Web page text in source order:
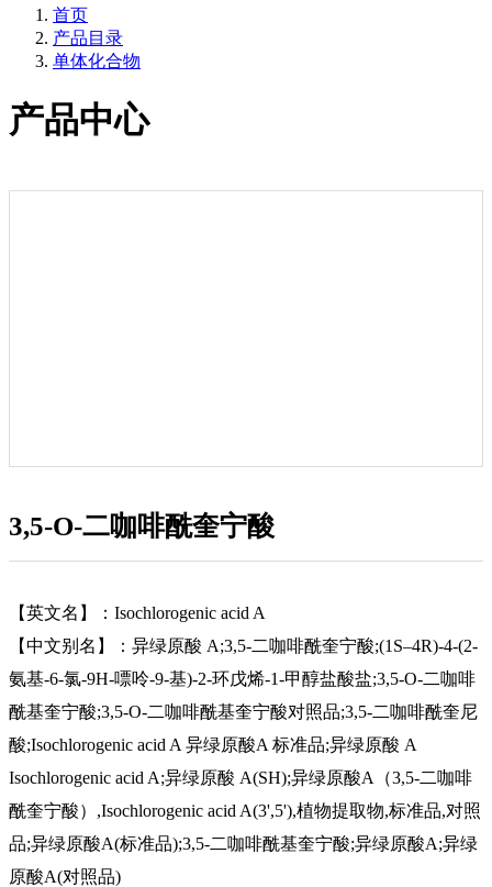
首页
产品目录
单体化合物
产品中心
3,5-O-二咖啡酰奎宁酸
【英文名】：Isochlorogenic acid A
【中文别名】：异绿原酸 A;3,5-二咖啡酰奎宁酸;(1S–4R)-4-(2-
氨基-6-氯-9H-嘌呤-9-基)-2-环戊烯-1-甲醇盐酸盐;3,5-O-二咖啡
酰基奎宁酸;3,5-O-二咖啡酰基奎宁酸对照品;3,5-二咖啡酰奎尼
酸;Isochlorogenic acid A 异绿原酸A 标准品;异绿原酸 A
Isochlorogenic acid A;异绿原酸 A(SH);异绿原酸A（3,5-二咖啡
酰奎宁酸）,Isochlorogenic acid A(3',5'),植物提取物,标准品,对照
品;异绿原酸A(标准品);3,5-二咖啡酰基奎宁酸;异绿原酸A;异绿
原酸A(对照品)